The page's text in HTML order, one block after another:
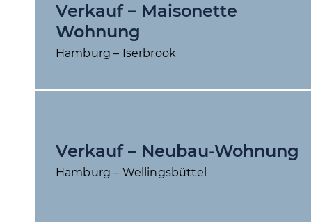
Verkauf – Maisonette
Wohnung
Hamburg – Iserbrook
Verkauf – Neubau-Wohnung
Hamburg – Wellingsbüttel